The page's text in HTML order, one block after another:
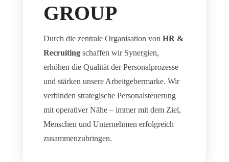
GROUP
Durch die zentrale Organisation von HR &
Recruitingschaffen wir Synergien,
erhöhen die Qualität der Personalprozesse
und stärken unsere Arbeitgebermarke. Wir
verbinden strategische Personalsteuerung
mit operativer Nähe – immer mit dem Ziel,
Menschen und Unternehmen erfolgreich
zusammenzubringen.